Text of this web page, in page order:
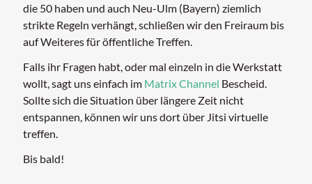
die 50 haben und auch Neu-Ulm (Bayern) ziemlich
strikte Regeln verhängt, schließen wir den Freiraum bis
auf Weiteres für öffentliche Treffen.
Falls ihr Fragen habt, oder mal einzeln in die Werkstatt
wollt, sagt uns einfach im Matrix Channel Bescheid.
Sollte sich die Situation über längere Zeit nicht
entspannen, können wir uns dort über Jitsi virtuelle
treffen.
Bis bald!